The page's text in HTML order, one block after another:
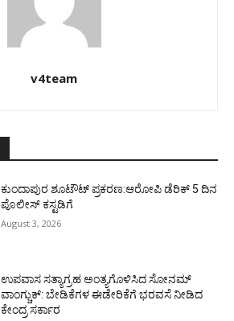
v4team
ಕುಂದಾಪುರ ಶೂಟೌಟ್ ಪ್ರಕರಣ:ಆರೋಪಿ ಡೆರಿಕ್ 5 ದಿನ
ಪೊಲೀಸ್ ಕಸ್ಟಡಿಗೆ
August 3, 2026
ಉಪವಾಸ ಸತ್ಯಾಗ್ರಹ ಅಂತ್ಯಗೊಳಿಸಿದ ಸೋನಮ್
ವಾಂಗ್ಚುಕ್: ಬೇಡಿಕೆಗಳ ಈಡೇರಿಕೆಗೆ ಭರವಸೆ ನೀಡಿದ
ಕೇಂದ್ರ ಸರ್ಕಾರ